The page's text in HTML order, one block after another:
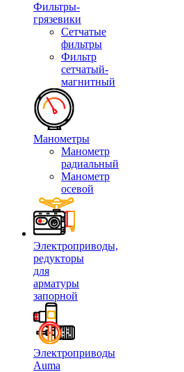
Фильтры-
грязевики
Сетчатые
фильтры
Фильтр
сетчатый-
магнитный
Манометры
Манометр
радиальный
Манометр
осевой
Электроприводы,
редукторы
для
арматуры
запорной
Электроприводы
Auma